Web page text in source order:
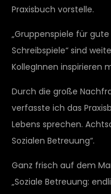
Praxisbuch vorstelle.
„Gruppenspiele für gute
Schreibspiele“ sind
KollegInnen inspirieren
Durch die große
verfasste ich das
Lebens sprechen.
Sozialen Betreuung“.
Ganz frisch auf dem
„Soziale Betreuung: